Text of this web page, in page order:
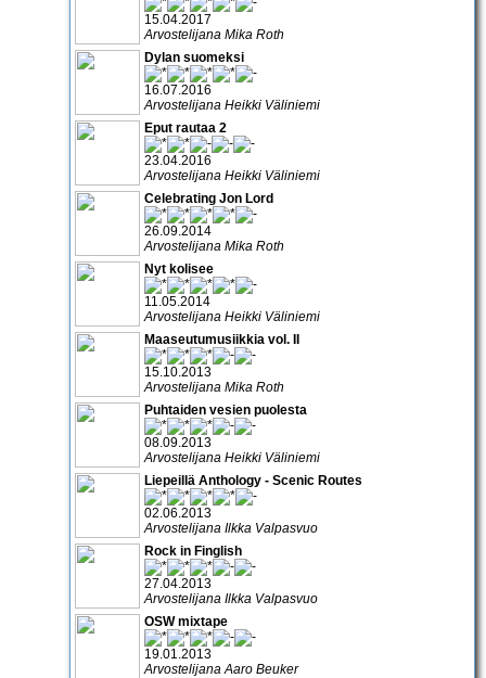
15.04.2017
Arvostelijana Mika Roth
Dylan suomeksi
16.07.2016
Arvostelijana Heikki Väliniemi
Eput rautaa 2
23.04.2016
Arvostelijana Heikki Väliniemi
Celebrating Jon Lord
26.09.2014
Arvostelijana Mika Roth
Nyt kolisee
11.05.2014
Arvostelijana Heikki Väliniemi
Maaseutumusiikkia vol. II
15.10.2013
Arvostelijana Mika Roth
Puhtaiden vesien puolesta
08.09.2013
Arvostelijana Heikki Väliniemi
Liepeillä Anthology - Scenic Routes
02.06.2013
Arvostelijana Ilkka Valpasvuo
Rock in Finglish
27.04.2013
Arvostelijana Ilkka Valpasvuo
OSW mixtape
19.01.2013
Arvostelijana Aaro Beuker